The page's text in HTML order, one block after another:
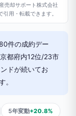
売却サポート株式会社
用・転載できます。
件の成約デー
都府内12位/23市
ドが続いてお
。
5年変動+20.8%